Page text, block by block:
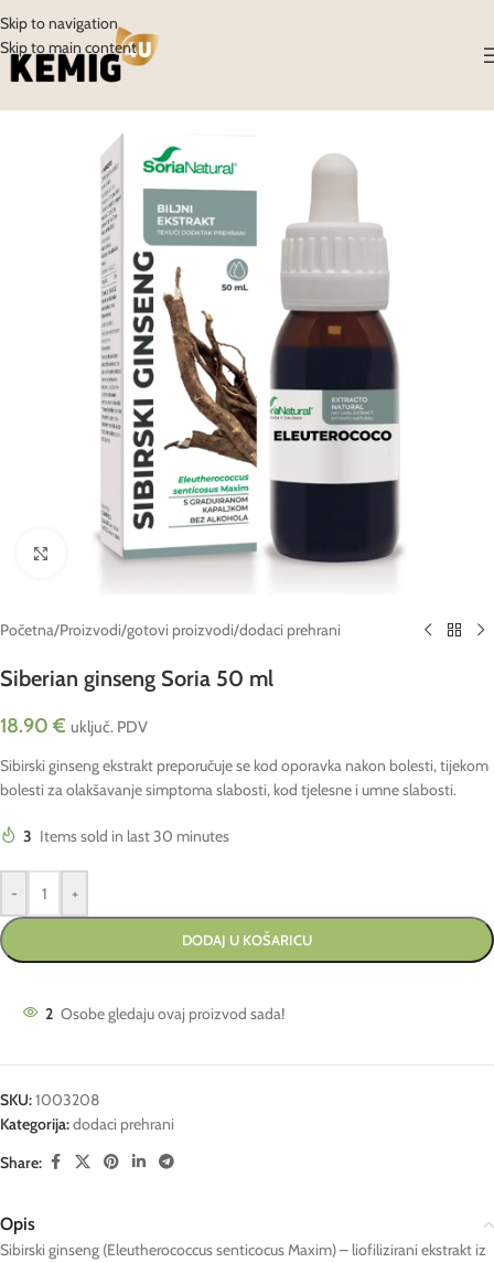
Skip to navigation
Skip to main content
Click to enlarge
Početna/Proizvodi/gotovi proizvodi/dodaci prehrani
Siberian ginseng Soria 50 ml
18.90 € uključ. PDV
Sibirski ginseng ekstrakt preporučuje se kod oporavka nakon bolesti, tijekom
bolesti za olakšavanje simptoma slabosti, kod tjelesne i umne slabosti.
3 Items sold in last 30 minutes
- +
DODAJ U KOŠARICU
2 Osobe gledaju ovaj proizvod sada!
SKU:1003208
Kategorija:dodaci prehrani
Share:
Opis
Sibirski ginseng (Eleutherococcus senticocus Maxim) – liofilizirani ekstrakt iz